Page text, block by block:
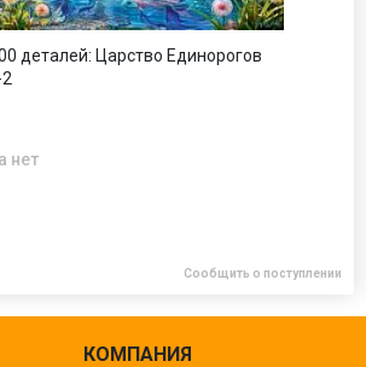
деталей: Царство Единорогов
нет
Сообщить о поступлении
КОМПАНИЯ